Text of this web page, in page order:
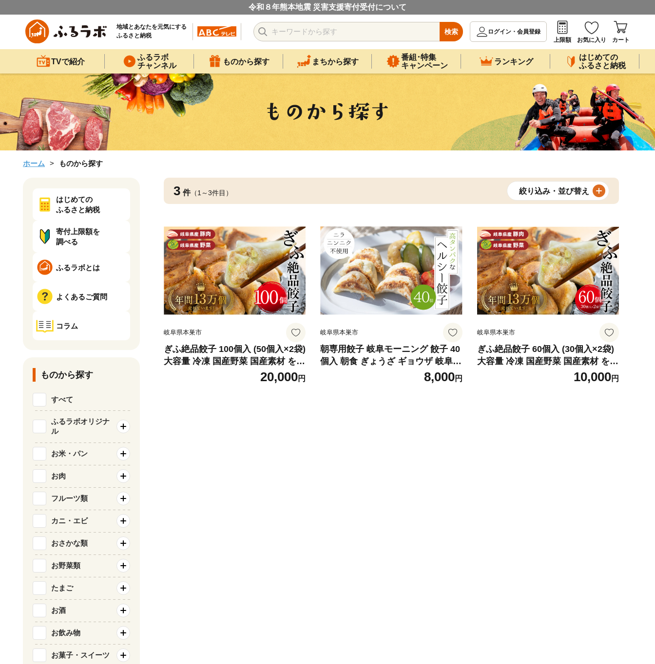
令和８年熊本地震 災害支援寄付受付について
地域とあなたを元気にする
ふるさと納税
検索
ログイン・会員登録
上限額
お気に入り カート
TVで紹介
ふるラボ
チャンネル
ものから探す まちから探す
番組･特集
キャンペーン
ランキング
はじめての
ふるさと納税
ホーム ものから探す
3 件（1～3件目） 絞り込み・並び替え
岐阜県本巣市
ぎふ絶品餃子 100個入 (50個入×2袋)
大容量 冷凍 国産野菜 国産素材 を使
った ぎょうざ ギョウザ 豚 肉 玉ね
ぎ 岐阜県産 ビールにあうおつまみ
20,000円
岐阜県本巣市
朝専用餃子 岐阜モーニング 餃子 40
個入 朝食 ぎょうざ ギョウザ 岐阜県
産 こだわり ヘルシー 高タンパク 低
カロリー ニンニク ニラ 不使用 の餃
8,000円
岐阜県本巣市
ぎふ絶品餃子 60個入 (30個入×2袋)
大容量 冷凍 国産野菜 国産素材 を使
った ぎょうざ ギョウザ 豚 肉 玉ね
ぎ 岐阜県産 ビールにあうおつまみ
10,000円
はじめての
ふるさと納税
寄付上限額を
調べる
ふるラボとは
よくあるご質問
コラム
ものから探す
すべて
ふるラボオリジナ
ル
お米・パン
お肉
フルーツ類
カニ・エビ
おさかな類
お野菜類
たまご
お酒
お飲み物
お菓子・スイーツ